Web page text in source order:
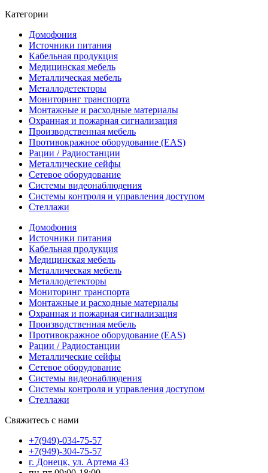
Категории
Домофония
Источники питания
Кабельная продукция
Медицинская мебель
Металлическая мебель
Металлодетекторы
Мониторинг транспорта
Монтажные и расходные материалы
Охранная и пожарная сигнализация
Производственная мебель
Противокражное оборудование (EAS)
Рации / Радиостанции
Металлические сейфы
Сетевое оборудование
Системы видеонаблюдения
Системы контроля и управления доступом
Стеллажи
Домофония
Источники питания
Кабельная продукция
Медицинская мебель
Металлическая мебель
Металлодетекторы
Мониторинг транспорта
Монтажные и расходные материалы
Охранная и пожарная сигнализация
Производственная мебель
Противокражное оборудование (EAS)
Рации / Радиостанции
Металлические сейфы
Сетевое оборудование
Системы видеонаблюдения
Системы контроля и управления доступом
Стеллажи
Свяжитесь с нами
+7(949)-034-75-57
+7(949)-304-75-57
г. Донецк, ул. Артема 43